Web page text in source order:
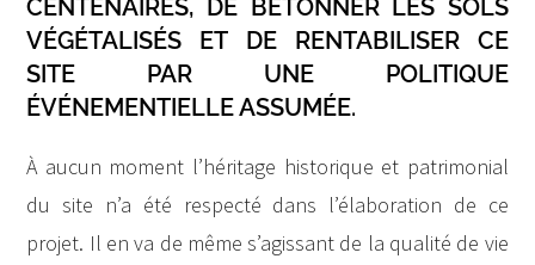
CENTENAIRES, DE BÉTONNER LES SOLS
VÉGÉTALISÉS ET DE RENTABILISER CE
SITE PAR UNE POLITIQUE
ÉVÉNEMENTIELLE ASSUMÉE.
À aucun moment l’héritage historique et patrimonial
du site n’a été respecté dans l’élaboration de ce
projet. Il en va de même s’agissant de la qualité de vie